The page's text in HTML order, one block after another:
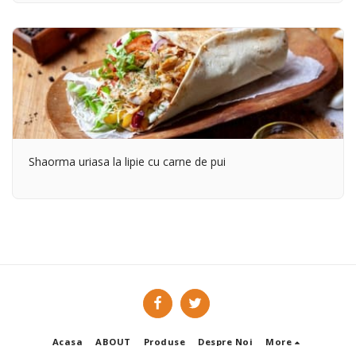
Shaorma uriasa la lipie cu carne de pui
Acasa ABOUT Produse Despre Noi More